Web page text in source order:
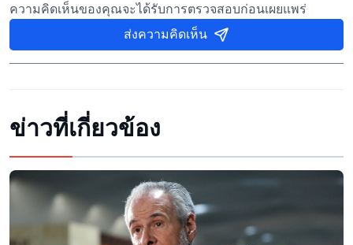
ความคิดเห็นของคุณจะได้รับการตรวจสอบก่อนเผยแพร่
ส่งความคิดเห็น
ข่าวที่เกี่ยวข้อง